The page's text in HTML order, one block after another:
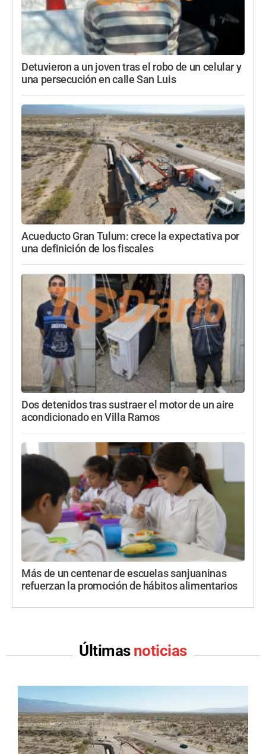
Detuvieron a un joven tras el robo de un celular y
una persecución en calle San Luis
Acueducto Gran Tulum: crece la expectativa por
una definición de los fiscales
Dos detenidos tras sustraer el motor de un aire
acondicionado en Villa Ramos
Más de un centenar de escuelas sanjuaninas
refuerzan la promoción de hábitos alimentarios
Últimas noticias